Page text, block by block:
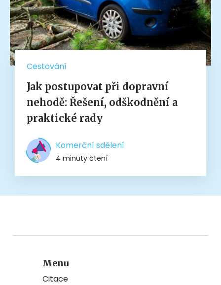
Cestování
Jak postupovat při dopravní
nehodě: Řešení, odškodnění a
praktické rady
Komerční sdělení
4 minuty čtení
Menu
Citace